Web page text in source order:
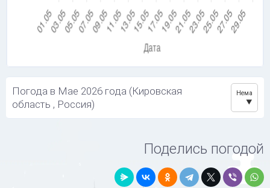
Погода в Мае 2026 года (Кировская
область , Россия)
Нема
Поделись погодой